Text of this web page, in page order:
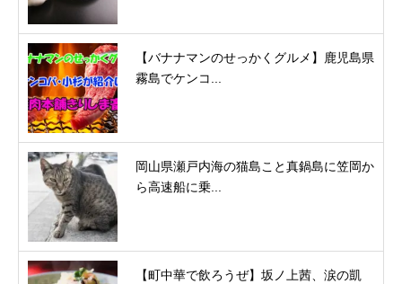
【バナナマンのせっかくグルメ】鹿児島県
霧島でケンコ...
岡山県瀬戸内海の猫島こと真鍋島に笠岡か
ら高速船に乗...
【町中華で飲ろうぜ】坂ノ上茜、涙の凱